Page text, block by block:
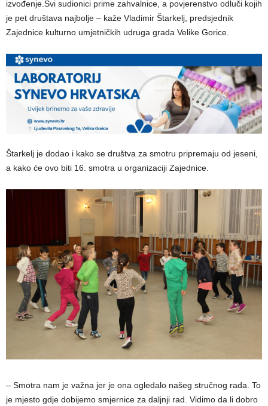
izvođenje.Svi sudionici prime zahvalnice, a povjerenstvo odluči kojih
je pet društava najbolje – kaže Vladimir Štarkelj, predsjednik
Zajednice kulturno umjetničkih udruga grada Velike Gorice.
Štarkelj je dodao i kako se društva za smotru pripremaju od jeseni,
a kako će ovo biti 16. smotra u organizaciji Zajednice.
– Smotra nam je važna jer je ona ogledalo našeg stručnog rada. To
je mjesto gdje dobijemo smjernice za daljnji rad. Vidimo da li dobro